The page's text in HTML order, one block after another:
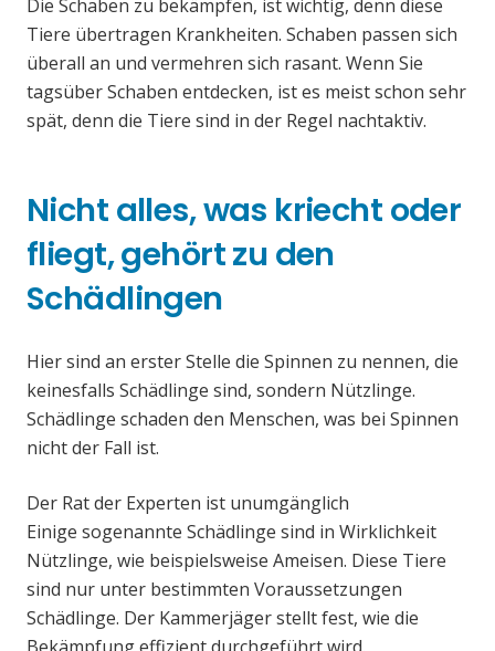
Die Schaben zu bekämpfen, ist wichtig, denn diese
Tiere übertragen Krankheiten. Schaben passen sich
überall an und vermehren sich rasant. Wenn Sie
tagsüber Schaben entdecken, ist es meist schon sehr
spät, denn die Tiere sind in der Regel nachtaktiv.
Nicht alles, was kriecht oder
fliegt, gehört zu den
Schädlingen
Hier sind an erster Stelle die Spinnen zu nennen, die
keinesfalls Schädlinge sind, sondern Nützlinge.
Schädlinge schaden den Menschen, was bei Spinnen
nicht der Fall ist.
Der Rat der Experten ist unumgänglich
Einige sogenannte Schädlinge sind in Wirklichkeit
Nützlinge, wie beispielsweise Ameisen. Diese Tiere
sind nur unter bestimmten Voraussetzungen
Schädlinge. Der Kammerjäger stellt fest, wie die